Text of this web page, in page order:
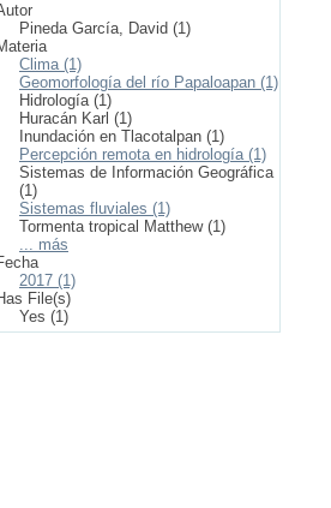
Pineda García, David (1)
Clima (1)
Geomorfología del río Papaloapan (1)
Hidrología (1)
Huracán Karl (1)
Inundación en Tlacotalpan (1)
Percepción remota en hidrología (1)
Sistemas de Información Geográfica
(1)
Sistemas fluviales (1)
Tormenta tropical Matthew (1)
... más
2017 (1)
File(s)
Yes (1)